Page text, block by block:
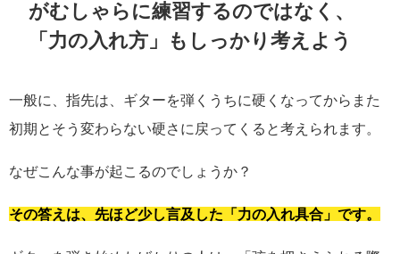
がむしゃらに練習するのではなく、
「力の入れ方」もしっかり考えよう
一般に、指先は、ギターを弾くうちに硬くなってからまた
初期とそう変わらない硬さに戻ってくると考えられます。
なぜこんな事が起こるのでしょうか？
その答えは、先ほど少し言及した「力の入れ具合」です。